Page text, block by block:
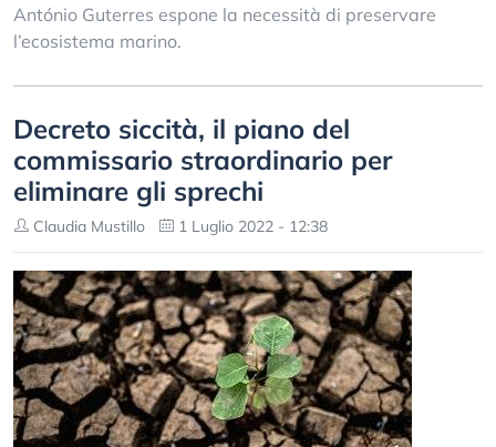
António Guterres espone la necessità di preservare
l’ecosistema marino.
Decreto siccità, il piano del
commissario straordinario per
eliminare gli sprechi
Claudia Mustillo 1 Luglio 2022 - 12:38